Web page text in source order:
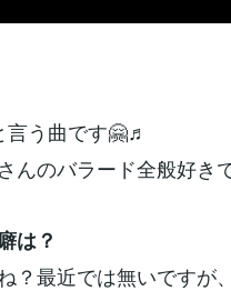
言う曲です🤗♬
んのバラード全般好き
は？
？最近では無いですが